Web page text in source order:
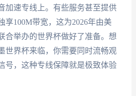
加速专线上。有些服务甚至提供
享100M带宽，这为2026年由美
合举办的世界杯做好了准备。想
世界杯来临，你需要同时流畅观
号，这种专线保障就是极致体验